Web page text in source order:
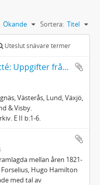
Sortera: Titel
Ökande
Uteslut snävare termer
1812 års uppfostringskommitté: Uppgifter från Konsistorierna
Västerås, Lund, Växjö,
& Visby.
E II b:1-6.
mellan åren 1821-
Forselius, Hugo Hamilton
med tal av